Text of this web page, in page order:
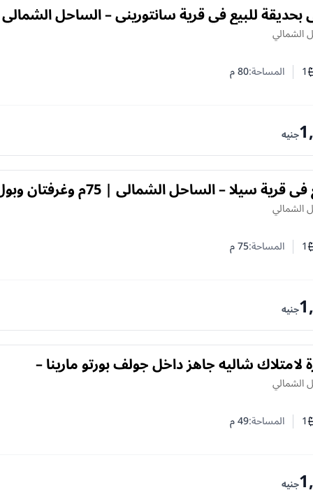
بحديقة للبيع في قرية سانتوريني – الساحل
الشمالي
النوم
الحمامات1 المساحة:80م
جنيه
شاليه للبيع في قرية سيلا – الساحل الشمالي | 75م
الشمالي
النوم
الحمامات1 المساحة:75م
جنيه
شاليه جاهز داخل جولف بورتو مارينا –
الشماليالشمالي
النوم
الحمامات1 المساحة:49م
جنيه